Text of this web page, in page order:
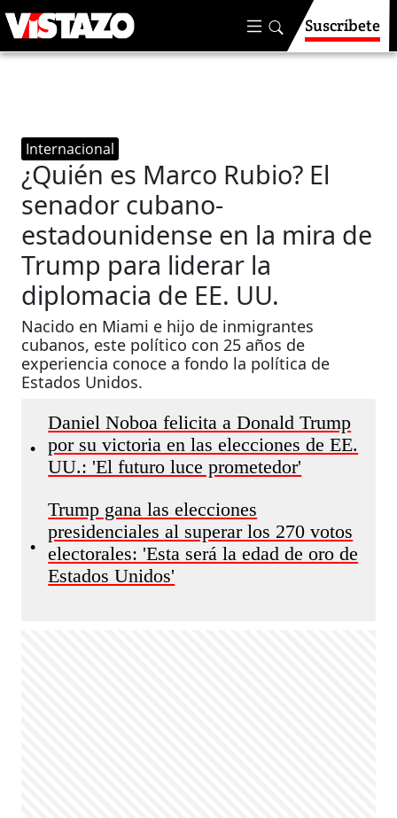
Suscríbete
Internacional
¿Quién es Marco Rubio? El
senador cubano-
estadounidense en la mira de
Trump para liderar la
diplomacia de EE. UU.
Nacido en Miami e hijo de inmigrantes
cubanos, este político con 25 años de
experiencia conoce a fondo la política de
Estados Unidos.
•
Daniel Noboa felicita a Donald Trump
por su victoria en las elecciones de EE.
UU.: 'El futuro luce prometedor'
•
Trump gana las elecciones
presidenciales al superar los 270 votos
electorales: 'Esta será la edad de oro de
Estados Unidos'